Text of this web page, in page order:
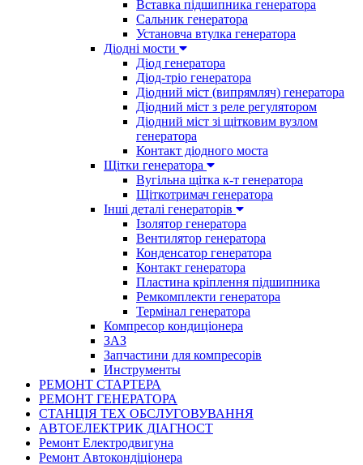
Вставка підшипника генератора
Сальник генератора
Установча втулка генератора
Діодні мости
Діод генератора
Діод-тріо генератора
Діодний міст (випрямляч) генератора
Діодний міст з реле регулятором
Діодний міст зі щітковим вузлом
генератора
Контакт діодного моста
Щітки генератора
Вугільна щітка к-т генератора
Щіткотримач генератора
Інші деталі генераторів
Ізолятор генератора
Вентилятор генератора
Конденсатор генератора
Контакт генератора
Пластина кріплення підшипника
Ремкомплекти генератора
Термінал генератора
Компресор кондиціонера
ЗАЗ
Запчастини для компресорів
Инструменты
РЕМОНТ СТАРТЕРА
РЕМОНТ ГЕНЕРАТОРА
СТАНЦІЯ ТЕХ ОБСЛУГОВУВАННЯ
АВТОЕЛЕКТРИК ДІАГНОСТ
Ремонт Електродвигуна
Ремонт Автокондіціонера